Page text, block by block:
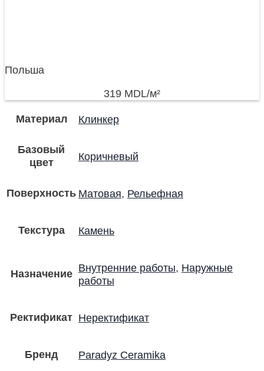
Польша
319 MDL/м²
Материал Клинкер
Базовый
цвет
Коричневый
Поверхность Матовая, Рельефная
Текстура Камень
Назначение
Внутренние работы, Наружные
работы
Ректификат Неректификат
Бренд Paradyz Ceramika